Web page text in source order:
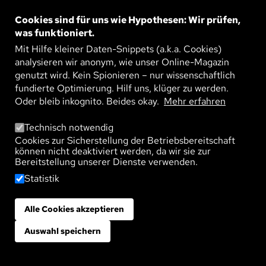
umweltgefährdende synthetische Substanzen –
Schmerzmittel oder Röntgenkontrastmittel – aus
dem Abwasser entfernen lassen.
Technologie Umwelt Nachhaltigkeit
DER NÄCHSTE SCHRITT DER
ABWASSERBEHANDLUNG:
SPURENSTOFFE ELIMINIEREN
Veröffentlicht am:
Kläranlagen erfüllen eine wichtige Aufgabe. Sie
reinigen das Abwasser, bevor es zurück in den
natürlichen Wasserkreislauf geleitet wird. Das, was
Cookies sind für uns wie Hypothesen: Wir prüfen,
was funktioniert.
Mit Hilfe kleiner Daten-Snippets (a.k.a. Cookies)
analysieren wir anonym, wie unser Online-Magazin
genutzt wird. Kein Spionieren – nur wissenschaftlich
fundierte Optimierung. Hilf uns, klüger zu werden.
Oder bleib inkognito. Beides okay. Mehr erfahren
Technisch notwendig
Cookies zur Sicherstellung der Betriebsbereitschaft
können nicht deaktiviert werden, da wir sie zur
Bereitstellung unserer Dienste verwenden.
Statistik
Alle Cookies akzeptieren
Auswahl speichern
Zustimmung zurückziehen